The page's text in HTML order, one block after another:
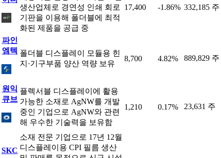
생산업체로 경연성 인쇄 회로
기판을 이용해 폴더블에 최적
화된 제품을 공급 중
17,400 -1.86% 332,185 주
파인
엠텍 폴더블 디스플레이 모듈용 힌
지·기구부품 양산 역량 보유
8,700 4.82% 889,829 주
원익
큐브
플렉서블 디스플레이에 활용
가능한 소재로 AgNW를 개발
중인 기업으로 AgNW와 관련
해 우수한 기술력을 보유함
1,210 0.17% 23,631 주
SKC
소재 전문 기업으로 17년 12월
디스플레이용 CPI 필름 생산